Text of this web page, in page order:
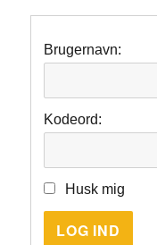
Brugernavn:
Kodeord:
Husk mig
LOG IND